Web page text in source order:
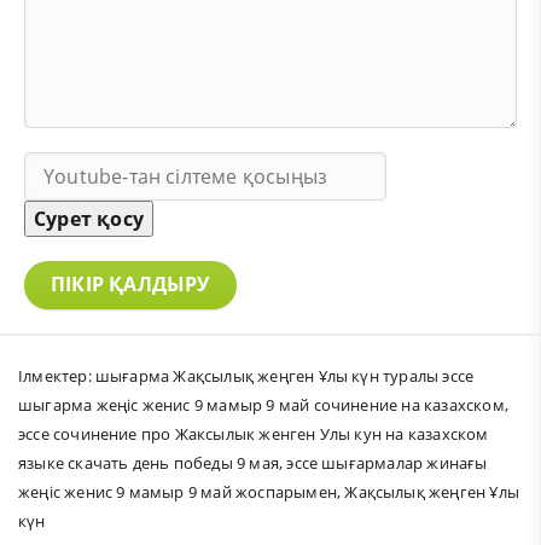
Сурет қосу
ПІКІР ҚАЛДЫРУ
Ілмектер: шығарма Жақсылық жеңген Ұлы күн туралы эссе
шыгарма жеңіс женис 9 мамыр 9 май сочинение на казахском,
эссе сочинение про Жаксылык женген Улы кун на казахском
языке скачать день победы 9 мая,эссе шығармалар жинағы
жеңіс женис 9 мамыр 9 май жоспарымен,Жақсылық жеңген Ұлы
күн